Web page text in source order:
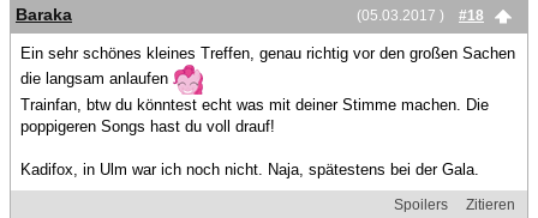
(05.03.2017 )
#18
Baraka
Ein sehr schönes kleines Treffen, genau richtig vor den großen Sachen
die langsam anlaufen
Trainfan, btw du könntest echt was mit deiner Stimme machen. Die
poppigeren Songs hast du voll drauf!
Kadifox, in Ulm war ich noch nicht. Naja, spätestens bei der Gala.
Spoilers
Zitieren